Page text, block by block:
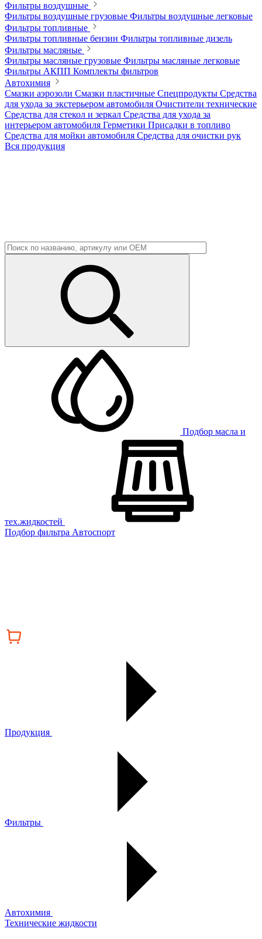
Фильтры воздушные
Фильтры воздушные грузовые Фильтры воздушные легковые
Фильтры топливные
Фильтры топливные бензин Фильтры топливные дизель
Фильтры масляные
Фильтры масляные грузовые Фильтры масляные легковые
Фильтры АКПП Комплекты фильтров
Автохимия
Смазки аэрозоли Смазки пластичные Спецпродукты Средства
для ухода за экстерьером автомобиля Очистители технические
Средства для стекол и зеркал Средства для ухода за
интерьером автомобиля Герметики Присадки в топливо
Средства для мойки автомобиля Средства для очистки рук
Вся продукция
Подбор масла и
тех.жидкостей
Подбор фильтра Автоспорт
Продукция
Фильтры
Автохимия
Технические жидкости